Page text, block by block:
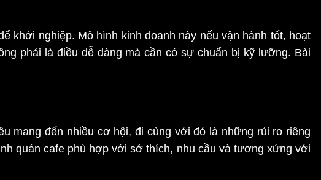
khởi nghiệp. Mô hình kinh doanh này nếu vận hành tốt, hoạt
phải là điều dễ dàng mà cần có sự chuẩn bị kỹ lưỡng. Bài
mang đến nhiều cơ hội, đi cùng với đó là những rủi ro riêng
quán cafe phù hợp với sở thích, nhu cầu và tương xứng với